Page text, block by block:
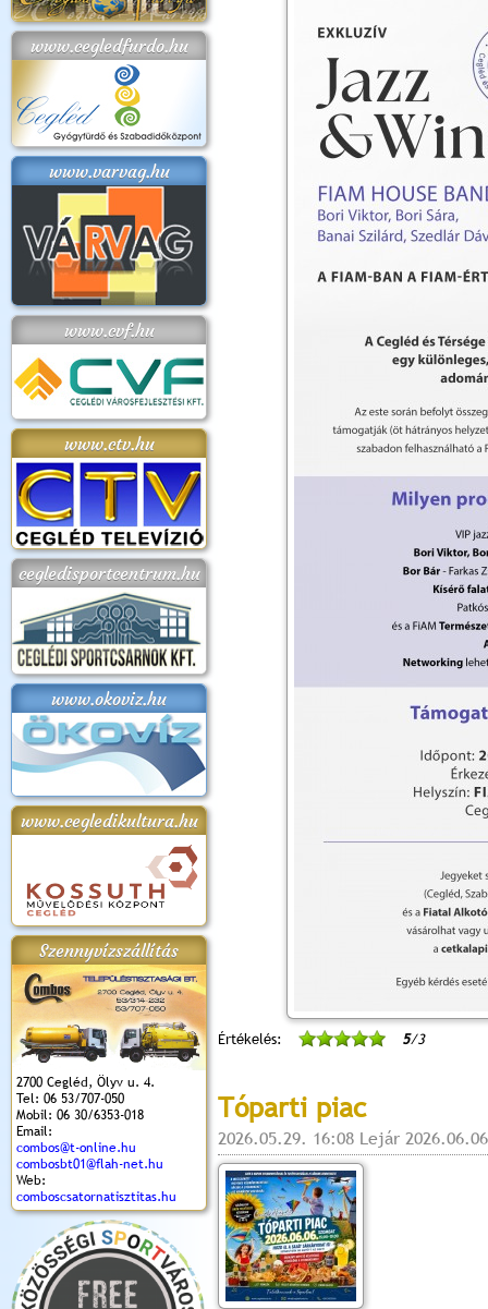
www.cegledfurdo.hu
www.varvag.hu
www.cvf.hu
www.ctv.hu
cegledisportcentrum.hu
www.okoviz.hu
www.cegledikultura.hu
Szennyvízszállítás
2700 Cegléd, Ölyv u. 4.
Tel: 06 53/707-050
Mobil: 06 30/6353-018
Email:
combos@t-online.hu
combosbt01@flah-net.hu
Web:
comboscsatornatisztitas.hu
Értékelés: 5/3
Tóparti piac
2026.05.29. 16:08 Lejár
2018.
Kossuth Toborzó
2017.09.22-23.
és Magyarok
Kenyere Program
Laska